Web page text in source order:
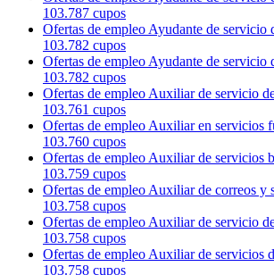
103.787 cupos
Ofertas de empleo Ayudante de servicio
103.782 cupos
Ofertas de empleo Ayudante de servicio
103.782 cupos
Ofertas de empleo Auxiliar de servicio
103.761 cupos
Ofertas de empleo Auxiliar en servicios
103.760 cupos
Ofertas de empleo Auxiliar de servicios
103.759 cupos
Ofertas de empleo Auxiliar de correos y
103.758 cupos
Ofertas de empleo Auxiliar de servicio
103.758 cupos
Ofertas de empleo Auxiliar de servicios
103.758 cupos